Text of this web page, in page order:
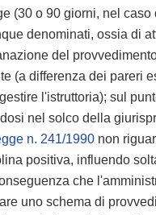
(30 o 90 giorni, nel
denominati, ossia di
del
(a differenza dei pareri
l'istruttoria); sul
nel solco della
n. 241/1990 non
positiva, influendo
che
uno schema di